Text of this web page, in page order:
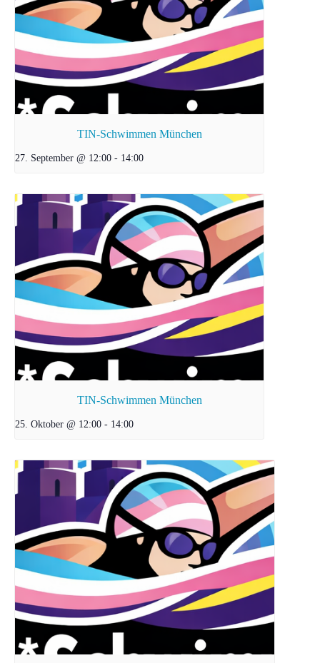
TIN-Schwimmen München
27. September @ 12:00 - 14:00
TIN-Schwimmen München
25. Oktober @ 12:00 - 14:00